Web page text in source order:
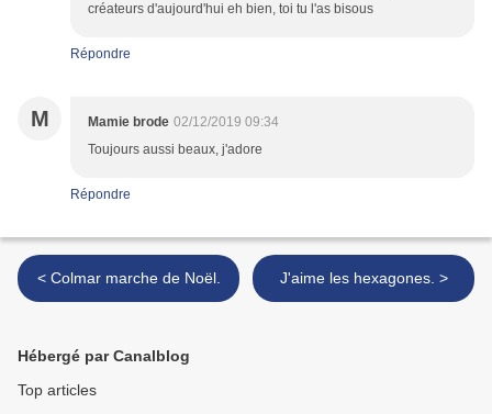
créateurs d'aujourd'hui eh bien, toi tu l'as bisous
Répondre
M Mamie brode 02/12/2019 09:34
Toujours aussi beaux, j'adore
Répondre
< Colmar marche de Noël. J'aime les hexagones. >
Hébergé par Canalblog
Top articles